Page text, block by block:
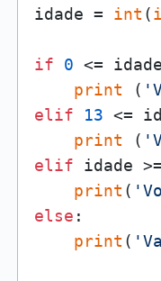
idade = int (
if 0 <=
print (
elif
13 <=
print (
elif idade
print (
else :
print (